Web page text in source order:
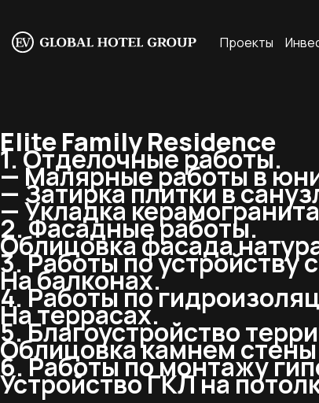
Проекты
Elite Family Residence
1. Отделочные работы.
— Малярные работы в
— Затирка плитки в
— Укладка
2. Фасадные работы.
Облицовка фасада
3. Работы по устройству
На балконах.
4. Работы по
На террасах.
5. Благоустройство
Облицовка камнем
6. Работы по монтажу
Устройство ГКЛ на